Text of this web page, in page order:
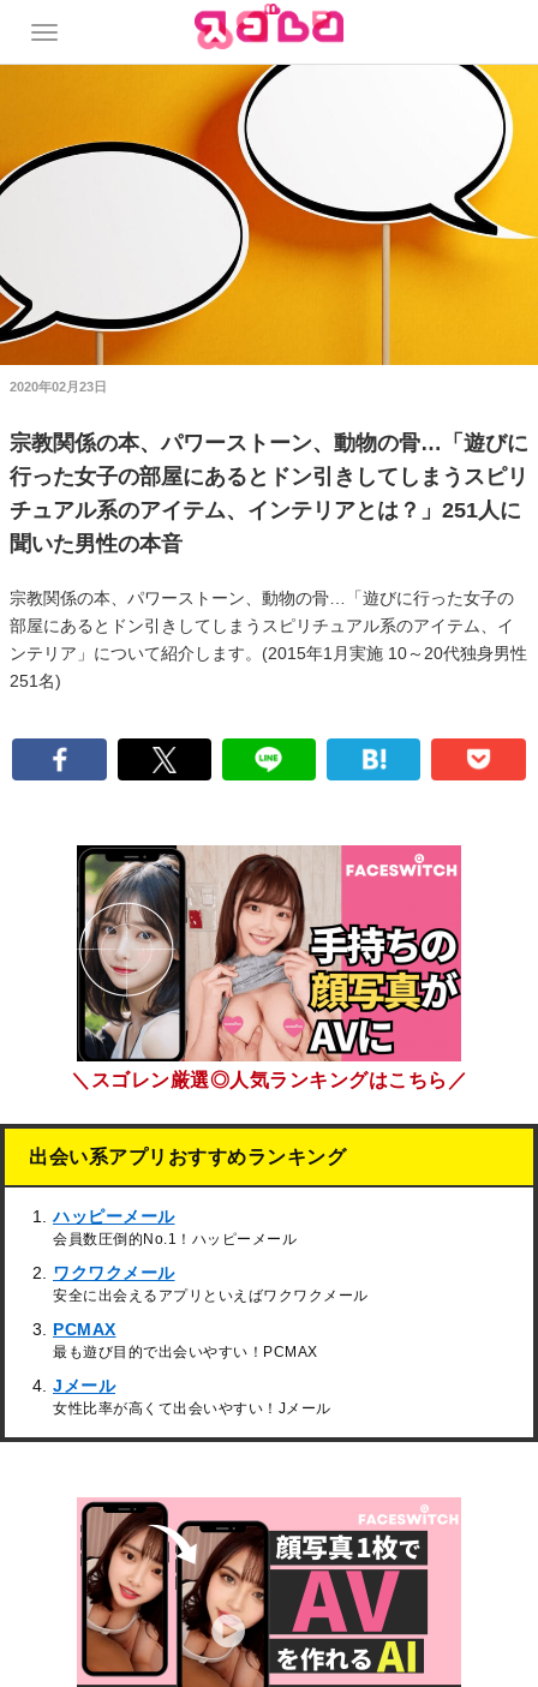
2020年02月23日
宗教関係の本、パワーストーン、動物の骨…「遊びに
行った女子の部屋にあるとドン引きしてしまうスピリ
チュアル系のアイテム、インテリアとは？」251人に
聞いた男性の本音
宗教関係の本、パワーストーン、動物の骨…「遊びに行った女子の
部屋にあるとドン引きしてしまうスピリチュアル系のアイテム、イ
ンテリア」について紹介します。(2015年1月実施 10～20代独身男性
251名)
＼スゴレン厳選◎人気ランキングはこちら／
出会い系アプリおすすめランキング
ハッピーメール
会員数圧倒的No.1！ハッピーメール
ワクワクメール
安全に出会えるアプリといえばワクワクメール
PCMAX
最も遊び目的で出会いやすい！PCMAX
Jメール
女性比率が高くて出会いやすい！Jメール